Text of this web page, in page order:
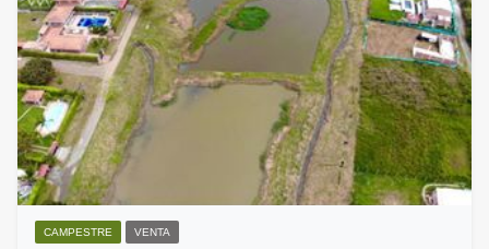
CAMPESTRE VENTA